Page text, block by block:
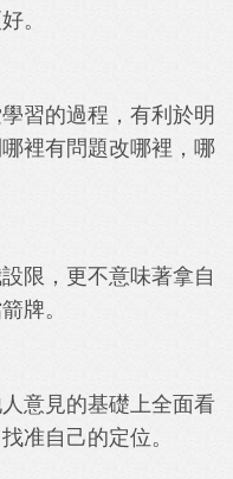
。
習的過程，有利於明
裡有問題改哪裡，哪
限，更不意味著拿自
牌。
意見的基礎上全面看
准自己的定位。